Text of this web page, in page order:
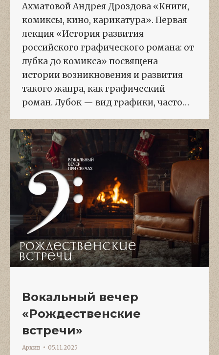
Ахматовой Андрея Дроздова «Книги,
комиксы, кино, карикатура». Первая
лекция «История развития
российского графического романа: от
лубка до комикса» посвящена
истории возникновения и развития
такого жанра, как графический
роман. Лубок — вид графики, часто…
Вокальный вечер
«Рождественские
встречи»
Архив 05.11.2025